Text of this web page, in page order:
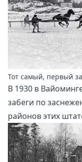
Тот самый, первый
В 1930 в
забеги по
районов этих